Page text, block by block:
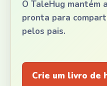
O TaleHug mantém
pronta para
pelos pais.
Crie um livro de